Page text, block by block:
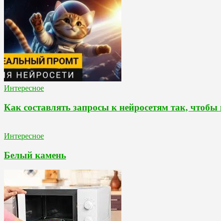
Интересное
Как составлять запросы к нейросетям так,
Интересное
Белый камень